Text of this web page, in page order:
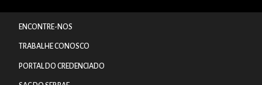
ENCONTRE-NOS
TRABALHE CONOSCO
PORTAL DO CREDENCIADO